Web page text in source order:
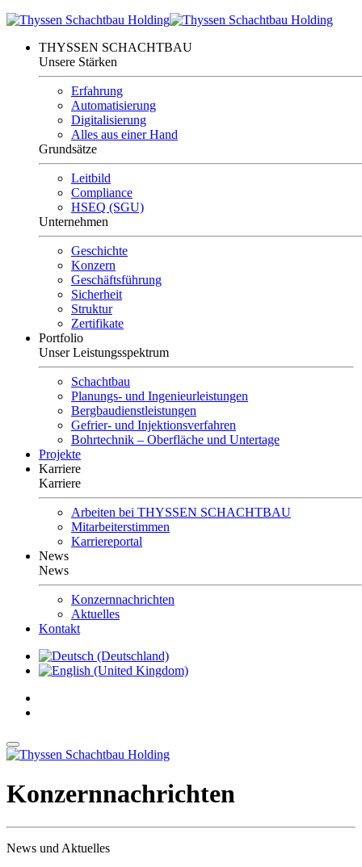
THYSSEN SCHACHTBAU
Unsere Stärken
Erfahrung
Automatisierung
Digitalisierung
Alles aus einer Hand
Grundsätze
Leitbild
Compliance
HSEQ (SGU)
Unternehmen
Geschichte
Konzern
Geschäftsführung
Sicherheit
Struktur
Zertifikate
Portfolio
Unser Leistungsspektrum
Schachtbau
Planungs- und Ingenieurleistungen
Bergbaudienstleistungen
Gefrier- und Injektionsverfahren
Bohrtechnik – Oberfläche und Untertage
Projekte
Karriere
Karriere
Arbeiten bei THYSSEN SCHACHTBAU
Mitarbeiterstimmen
Karriereportal
News
News
Konzernnachrichten
Aktuelles
Kontakt
Konzernnachrichten
News und Aktuelles